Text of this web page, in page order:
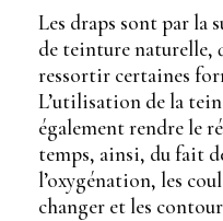
Les draps sont par la
de teinture naturelle,
ressortir certaines
L’utilisation de la
également rendre le
temps, ainsi, du fait
l’oxygénation, les
changer et les